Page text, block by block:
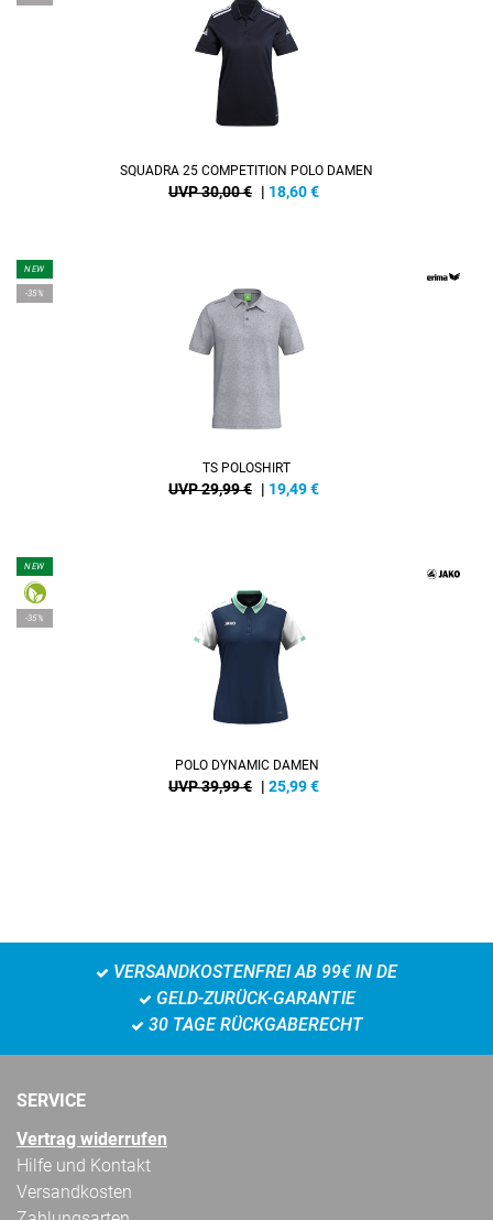
SQUADRA 25 COMPETITION POLO DAMEN
UVP 30,00 € | 18,60€
NEW
-35%
TS POLOSHIRT
UVP 29,99 € | 19,49€
NEW
-35%
POLO DYNAMIC DAMEN
UVP 39,99 € | 25,99€
VERSANDKOSTENFREI AB 99€ IN DE
GELD-ZURÜCK-GARANTIE
30 TAGE RÜCKGABERECHT
SERVICE
Vertrag widerrufen
Hilfe und Kontakt
Versandkosten